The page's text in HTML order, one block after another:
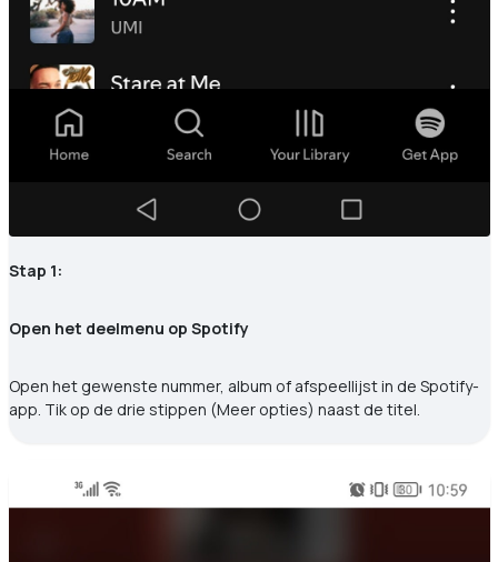
Stap 1:
Open het deelmenu op Spotify
Open het gewenste nummer, album of afspeellijst in de Spotify-
app. Tik op de drie stippen (Meer opties) naast de titel.